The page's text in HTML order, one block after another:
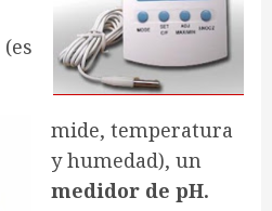
(es
mide, temperatura
y humedad), un
medidor de pH.